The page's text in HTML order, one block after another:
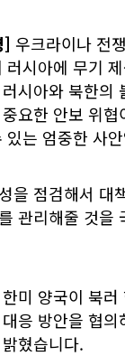
] 우크라이나 전
시아에 무기
시아와 북한의
요한 안보 위협
는 엄중한 사
을 점검해서 대
관리해줄 것을
미 양국이 북러
응 방안을 협
혔습니다.